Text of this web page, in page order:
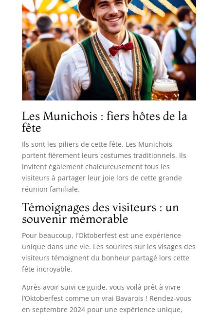
Les Munichois : fiers hôtes de la
fête
Ils sont les piliers de cette fête. Les Munichois
portent fièrement leurs costumes traditionnels. Ils
invitent également chaleureusement tous les
visiteurs à partager leur joie lors de cette grande
réunion familiale.
Témoignages des visiteurs : un
souvenir mémorable
Pour beaucoup, l’Oktoberfest est une expérience
unique dans une vie. Les sourires sur les visages des
visiteurs témoignent du bonheur partagé lors cette
fête incroyable.
Après avoir suivi ce guide, vous voilà prêt à vivre
l’Oktoberfest comme un vrai Bavarois ! Rendez-vous
en septembre 2024 pour une expérience unique,